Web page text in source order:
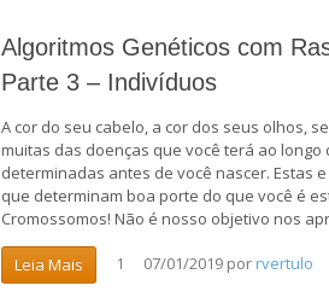
Algoritmos Genéticos com
Parte 3 – Indivíduos
A cor do seu cabelo, a cor dos seus olhos,
muitas das doenças que você terá ao longo
determinadas antes de você nascer. Estas
que determinam boa porte do que você é
Cromossomos! Não é nosso objetivo nos
Leia Mais 1 07/01/2019 por rvertulo